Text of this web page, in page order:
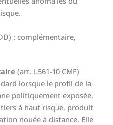
: complémentaire,
(art. L561-10 CMF)
lorsque le profil de la
politiquement exposée,
à haut risque, produit
nouée à distance. Elle